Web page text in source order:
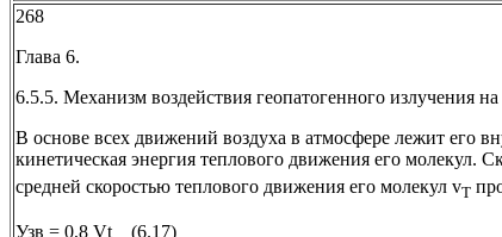
268
Глава 6.
6.5.5. Механизм воздействия геопатогенного излучения
В основе всех движений воздуха в атмосфере лежит его
кинетическая энергия теплового движения его молекул.
средней скоростью теплового движения его молекул vT
Узв = 0,8 Vt (6.17)